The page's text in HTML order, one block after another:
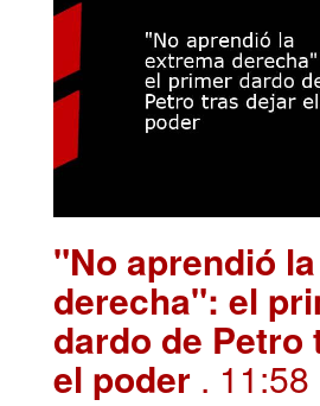
"No aprendió
derecha": el
dardo de Petro
el poder . 11:58